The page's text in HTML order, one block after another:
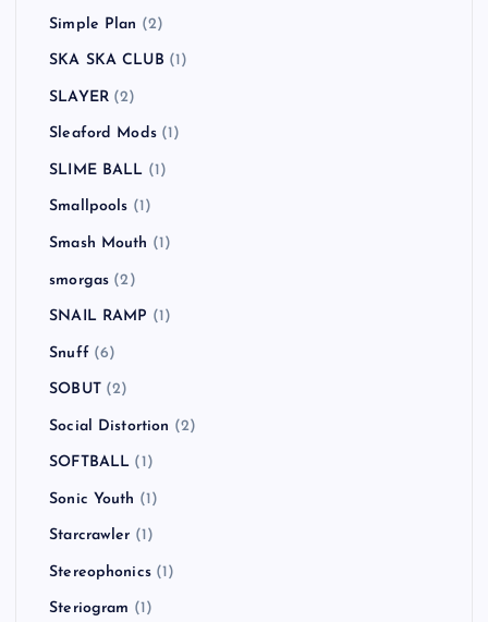
Simple Plan (2)
SKA SKA CLUB (1)
SLAYER(2)
Sleaford Mods(1)
SLIME BALL (1)
Smallpools (1)
Smash Mouth (1)
smorgas (2)
SNAIL RAMP (1)
Snuff (6)
SOBUT(2)
Social Distortion (2)
SOFTBALL (1)
Sonic Youth (1)
Starcrawler (1)
Stereophonics(1)
Steriogram (1)